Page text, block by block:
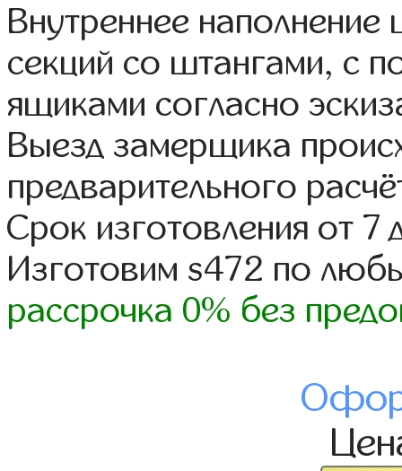
Внутреннее
секций со штангами, с
ящиками согласно
Выезд замерщика
предварительного
Срок изготовления от 7
Изготовим s472 по
рассрочка 0% без